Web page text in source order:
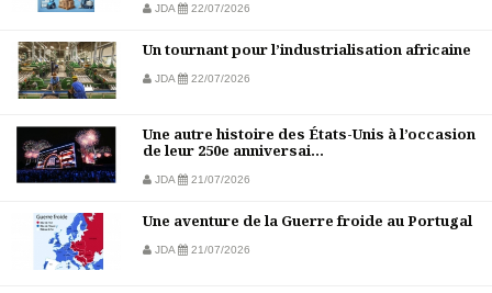
JDA 22/07/2026
Un tournant pour l’industrialisation africaine
JDA 22/07/2026
Une autre histoire des États-Unis à l’occasion
de leur 250e anniversai...
JDA 21/07/2026
Une aventure de la Guerre froide au Portugal
JDA 21/07/2026